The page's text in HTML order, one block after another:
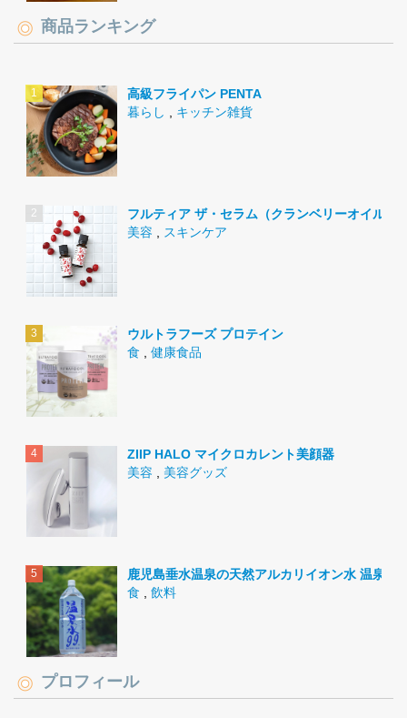
商品ランキング
高級フライパン PENTA
暮らし
キッチン雑貨
フルティア ザ・セラム（クランベリーオイル）
美容
スキンケア
ウルトラフーズ プロテイン
食
健康食品
ZIIP HALO マイクロカレント美顔器
美容
美容グッズ
鹿児島垂水温泉の天然アルカリイオン水 温泉水
食
飲料
プロフィール